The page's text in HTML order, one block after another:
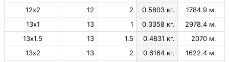
12х2
12 2 0.5603 кг.
1784.9 м.
13х1
13 1 0.3358 кг.
2978.4 м.
13х1.5
13 1.5 0.4831 кг.
2070 м.
13х2
13 2 0.6164 кг.
1622.4 м.